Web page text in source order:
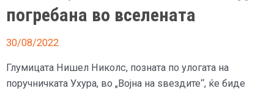
погребана во вселената
30/08/2022
Глумицата Нишел Николс, позната по улогата на
поручничката Ухура, во „Војна на ѕвездите“, ќе биде